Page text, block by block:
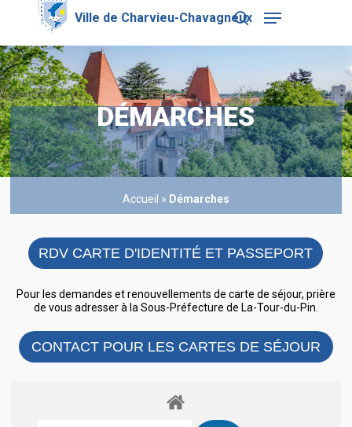
content
search
Menu
DÉMARCHES
Accueil » Démarches
RDV CARTE D'IDENTITÉ ET PASSEPORT
Pour les demandes et renouvellements de carte de séjour, prière
de vous adresser à la Sous-Préfecture de La-Tour-du-Pin.
CONTACT POUR LES CARTES DE SÉJOUR
Close